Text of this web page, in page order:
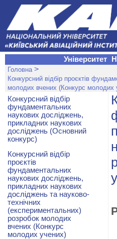
Університет
Головна >
Конкурсний відбір проєктів
молодих вчених (Конкурс молодих
Конкурсний відбір
фундаментальних
наукових досліджень,
прикладних наукових
досліджень (Основний
конкурс)
Конкурсний відбір
проєктів
фундаментальних
наукових досліджень,
прикладних наукових
досліджень та науково-
технічних
(експериментальних)
розробок молодих
вчених (Конкурс
молодих учених)